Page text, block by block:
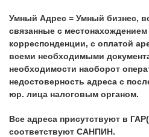
Умный Адрес = Умный бизнес,
связанные с
корреспонденции, с оплатой
всеми необходимыми
необходимости наоборот
недостоверность адреса с
юр. лица налоговым органом.
Все адреса присутствуют в
соответствуют САНПИН.